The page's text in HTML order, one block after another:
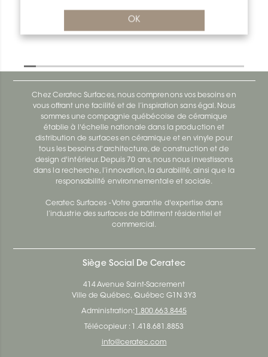
OK
Chez Ceratec Surfaces, nous comprenons vos besoins en
vous offrant une facilité et de l’inspiration sans égal. Nous
sommes une compagnie québécoise de céramique
établie à l'échelle nationale dans la production et
distribution de surfaces en céramique et en vinyle pour
tous les besoins d'architecture, de construction et de
design d'intérieur. Depuis 70 ans, nous nous investissons
dans la recherche, l’innovation, la durabilité, ainsi que la
responsabilité environnementale et sociale.
Ceratec Surfaces - Votre garantie d'expertise dans
l’industrie des surfaces de bâtiment résidentiel et
commercial.
Siège Social De Ceratec
414 Avenue Saint-Sacrement
Ville de Québec, Québec G1N 3Y3
Administration: 1.800.663.8445
Télécopieur : 1.418.681.8853
info@ceratec.com